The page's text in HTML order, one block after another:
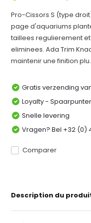
Pro-Cissors S (type
page d'aquariums
taillees regulierement
eliminees. Ada Trim
maintenir une finition
Gratis verzending
Loyalty -
Snelle levering
Vragen? Bel +32 (0)
Comparer
Description du